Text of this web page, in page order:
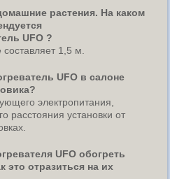
растения. На каком
UFO ?
1,5 м.
UFO в салоне
электропитания,
расстояния установки от
UFO обогреть
это отразиться на их